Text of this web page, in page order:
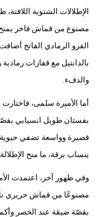
الإطلالات الشتوية
مصنوع من قماش فاخر يمنح
الفرو الرمادي الفاتح
بالدانتيل مع قفازات
والدفء.
أما الأميرة سلمى،
بفستان طويل انسيابي
قصيرة وواسعة تضفي
ينساب برقة، ما منح
وفي ظهور آخر، اعتمدت
مصنوعًا من قماش حريري
بقصّة ضيقة عند الخصر